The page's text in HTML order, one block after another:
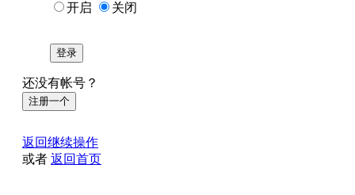
开启
关闭
登录
还没有帐号？
注册一个
返回继续操作
或者 返回首页